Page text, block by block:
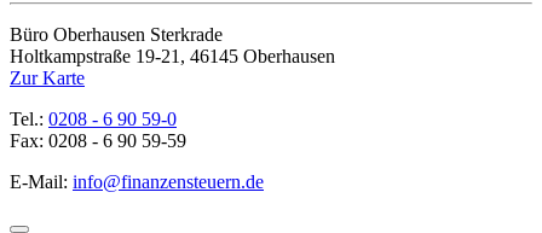
Büro Oberhausen Sterkrade
Holtkampstraße 19-21, 46145 Oberhausen
Zur Karte
Tel.: 0208 - 6 90 59-0
Fax: 0208 - 6 90 59-59
E-Mail: info@finanzensteuern.de